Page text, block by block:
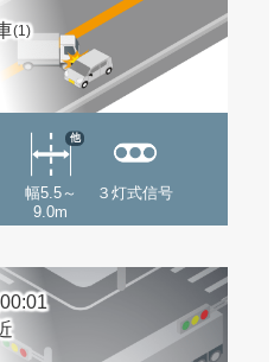
(1)
幅5.5～
9.0m
他
３灯式信号